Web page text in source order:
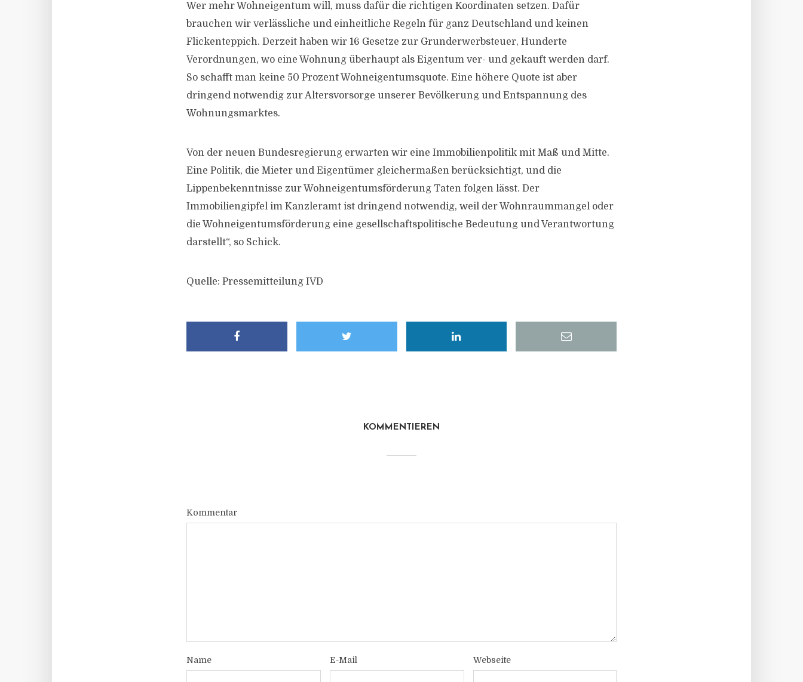
Wer mehr Wohneigentum will, muss dafür die richtigen Koordinaten setzen. Dafür
brauchen wir verlässliche und einheitliche Regeln für ganz Deutschland und keinen
Flickenteppich. Derzeit haben wir 16 Gesetze zur Grunderwerbsteuer, Hunderte
Verordnungen, wo eine Wohnung überhaupt als Eigentum ver- und gekauft werden darf.
So schafft man keine 50 Prozent Wohneigentumsquote. Eine höhere Quote ist aber
dringend notwendig zur Altersvorsorge unserer Bevölkerung und Entspannung des
Wohnungsmarktes.
Von der neuen Bundesregierung erwarten wir eine Immobilienpolitik mit Maß und Mitte.
Eine Politik, die Mieter und Eigentümer gleichermaßen berücksichtigt, und die
Lippenbekenntnisse zur Wohneigentumsförderung Taten folgen lässt. Der
Immobiliengipfel im Kanzleramt ist dringend notwendig, weil der Wohnraummangel oder
die Wohneigentumsförderung eine gesellschaftspolitische Bedeutung und Verantwortung
darstellt“, so Schick.
Quelle: Pressemitteilung IVD
KOMMENTIEREN
Kommentar
Name E-Mail Webseite